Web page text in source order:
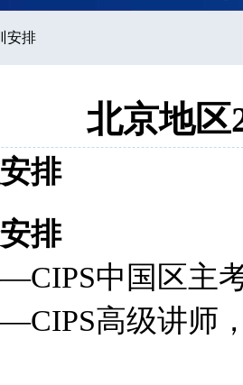
1
安排
北京地区
排
排
中国区主
高级讲师